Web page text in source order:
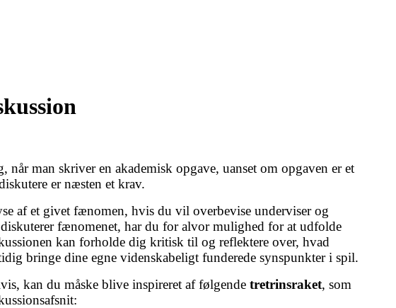
man skriver en akademisk opgave, uanset om opgaven er et
er næsten et krav.
af et givet fænomen, hvis du vil overbevise underviser og
fænomenet, har du for alvor mulighed for at udfolde
kan forholde dig kritisk til og reflektere over, hvad
bringe dine egne videnskabeligt funderede synspunkter i spil.
kan du måske blive inspireret af følgende tretrinsraket, som